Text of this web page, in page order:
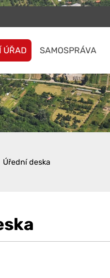
ÚŘAD SAMOSPRÁVA
Úřední deska